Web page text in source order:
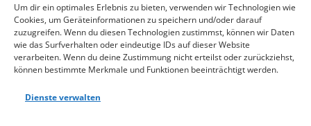
Um dir ein optimales Erlebnis zu bieten, verwenden wir Technologien wie
Cookies, um Geräteinformationen zu speichern und/oder darauf
zuzugreifen. Wenn du diesen Technologien zustimmst, können wir Daten
wie das Surfverhalten oder eindeutige IDs auf dieser Website
verarbeiten. Wenn du deine Zustimmung nicht erteilst oder zurückziehst,
können bestimmte Merkmale und Funktionen beeinträchtigt werden.
Dienste verwalten
Jetzt spenden